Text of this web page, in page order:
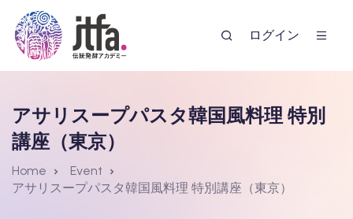
ログイン
アサリスープパスタ韓国風料理 特別
講座（東京）
Home
Event
アサリスープパスタ韓国風料理 特別講座（東京）